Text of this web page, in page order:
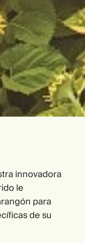
innovadora
le
para
de su